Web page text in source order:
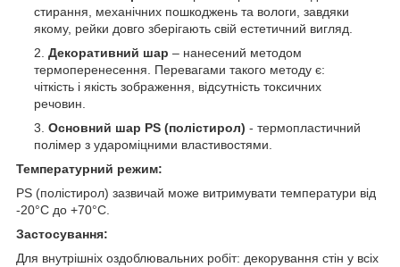
стирання, механічних пошкоджень та вологи, завдяки
якому, рейки довго зберігають свій естетичний вигляд.
Декоративний шар – нанесений методом
термоперенесення. Перевагами такого методу є:
чіткість і якість зображення, відсутність токсичних
речовин.
Основний шар PS (полістирол) - термопластичний
полімер з удароміцними властивостями.
Температурний режим:
PS (полістирол) зазвичай може витримувати температури від
-20°C до +70°C.
Застосування:
Для внутрішніх оздоблювальних робіт: декорування стін у всіх